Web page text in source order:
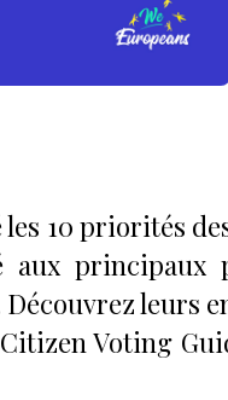
10 priorités
aux
leurs
Voting